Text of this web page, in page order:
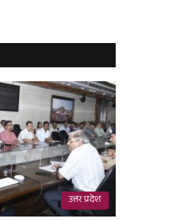
उत्तर प्रदेश